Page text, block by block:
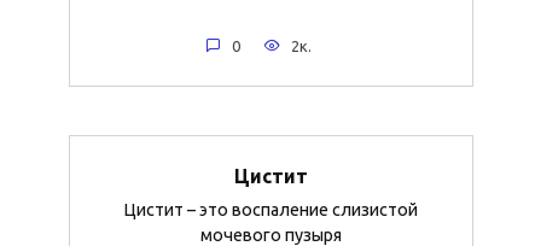
0 2к.
Цистит
Цистит – это воспаление слизистой
мочевого пузыря